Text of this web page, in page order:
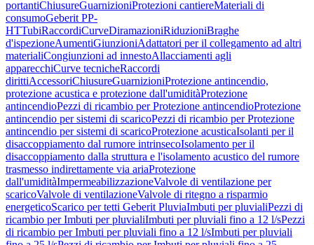
portantiChiusureGuarnizioniProtezioni cantiereMateriali di
consumoGeberit PP-
HTTubiRaccordiCurveDiramazioniRiduzioniBraghe
d'ispezioneAumentiGiunzioniAdattatori per il collegamento ad altri
materialiCongiunzioni ad innestoAllacciamenti agli
apparecchiCurve tecnicheRaccordi
dirittiAccessoriChiusureGuarnizioniProtezione antincendio,
protezione acustica e protezione dall'umiditàProtezione
antincendioPezzi di ricambio per Protezione antincendioProtezione
antincendio per sistemi di scaricoPezzi di ricambio per Protezione
antincendio per sistemi di scaricoProtezione acusticaIsolanti per il
disaccoppiamento dal rumore intrinsecoIsolamento per il
disaccoppiamento dalla struttura e l'isolamento acustico del rumore
trasmesso indirettamente via ariaProtezione
dall'umiditàImpermeabilizzazioneValvole di ventilazione per
scaricoValvole di ventilazioneValvole di ritegno a risparmio
energeticoScarico per tetti Geberit PluviaImbuti per pluvialiPezzi di
ricambio per Imbuti per pluvialiImbuti per pluviali fino a 12 l/sPezzi
di ricambio per Imbuti per pluviali fino a 12 l/sImbuti per pluviali